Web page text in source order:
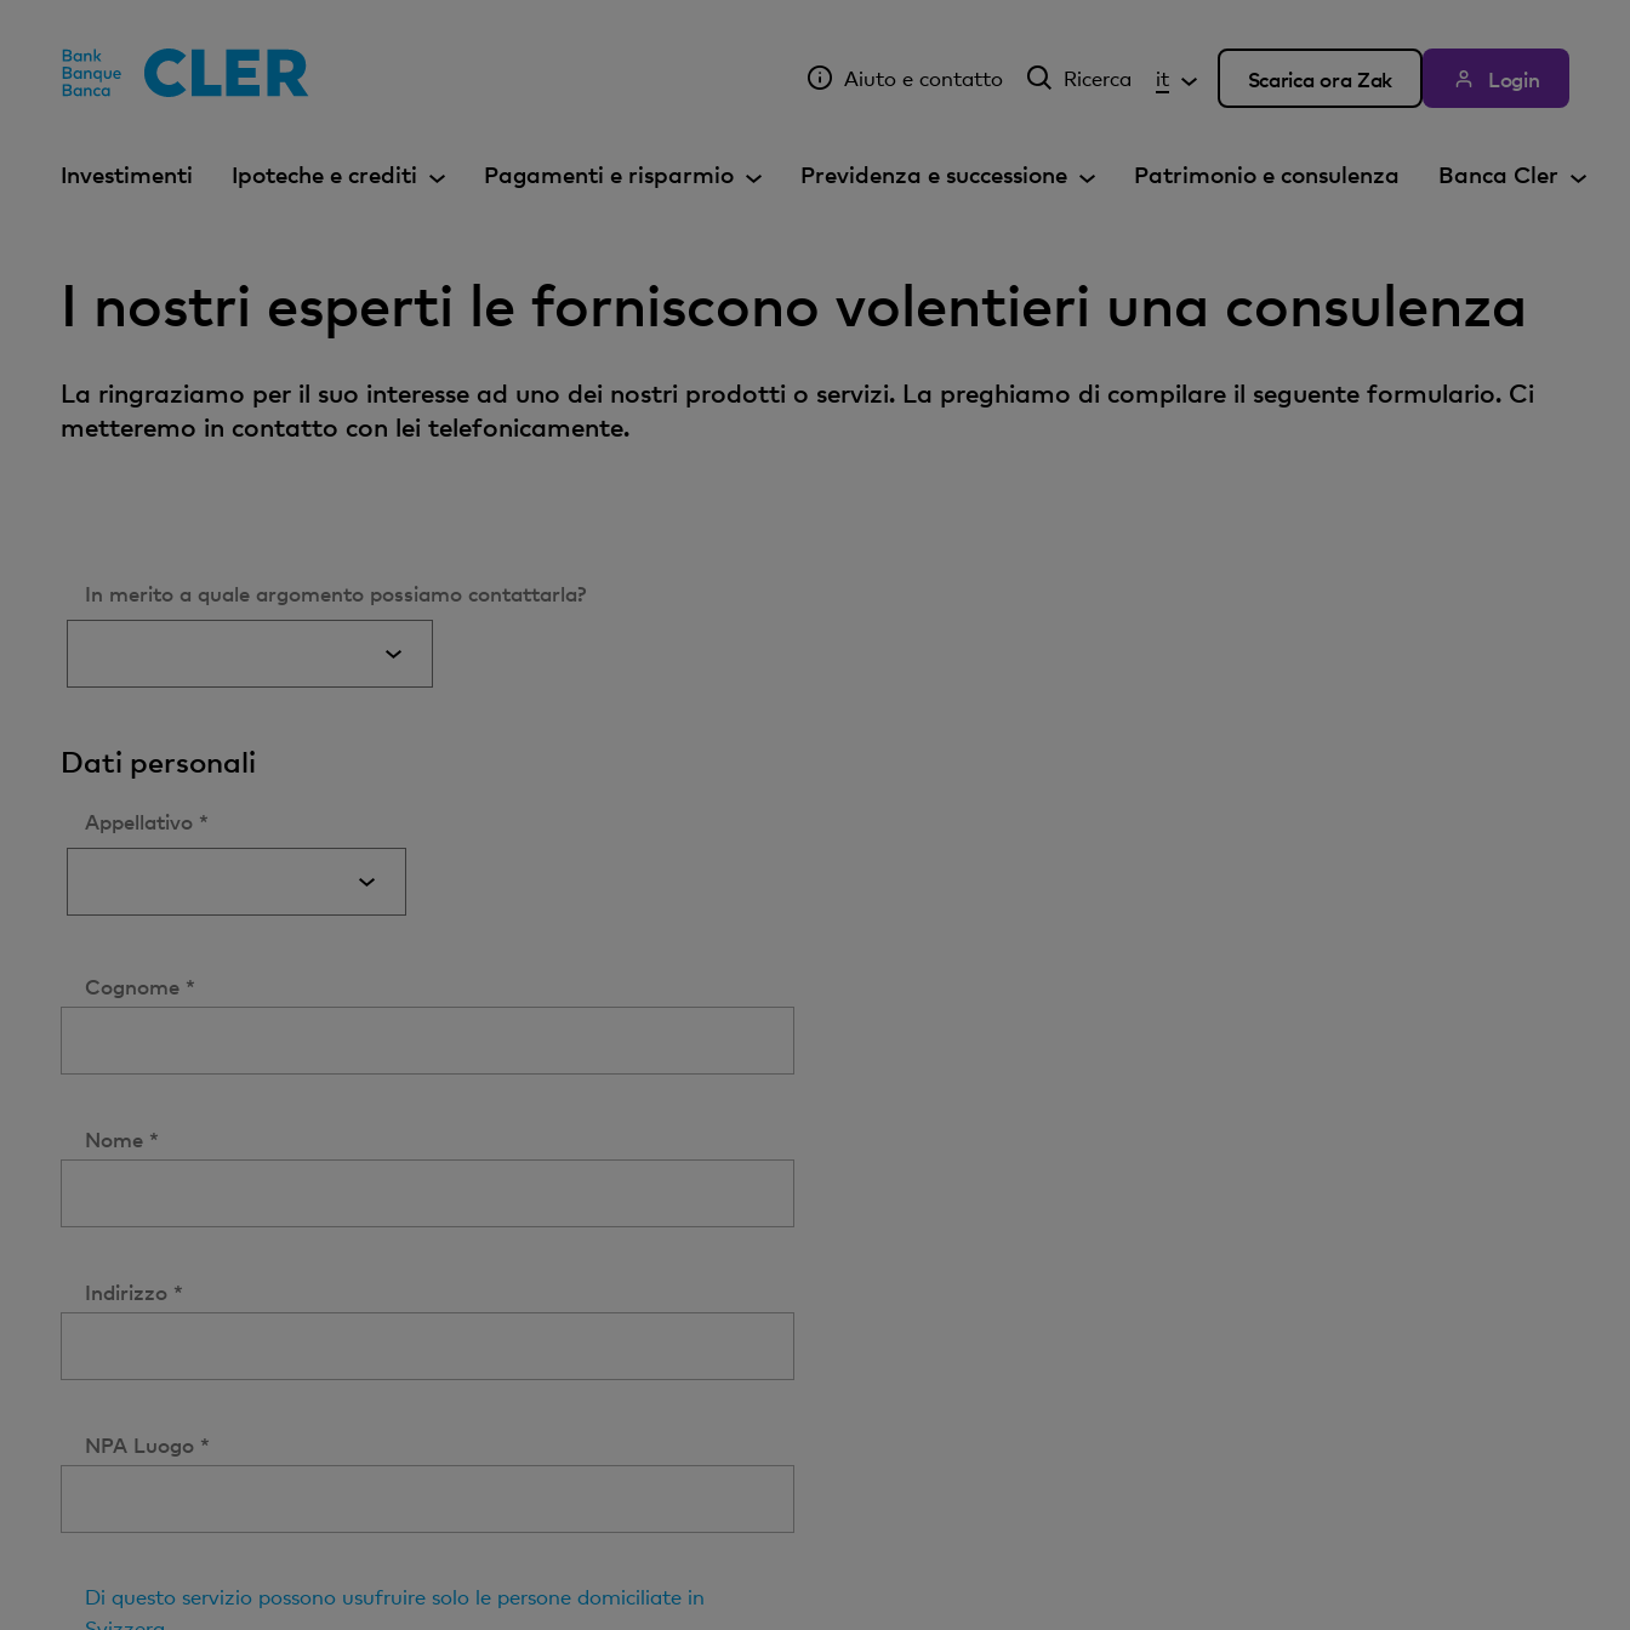
Aiuto e contatto Ricerca it Scarica ora Zak Login
Investimenti Ipoteche e crediti Pagamenti e risparmio Previdenza e successione Patrimonio e consulenza Banca Cler
I nostri esperti le forniscono volentieri una consulenza
La ringraziamo per il suo interesse ad uno dei nostri prodotti o servizi. La preghiamo di compilare il seguente formulario. Ci
metteremo in contatto con lei telefonicamente.
In merito a quale argomento possiamo contattarla?
Dati personali
Appellativo *
Cognome *
Nome *
Indirizzo *
NPA Luogo *
Di questo servizio possono usufruire solo le persone domiciliate in